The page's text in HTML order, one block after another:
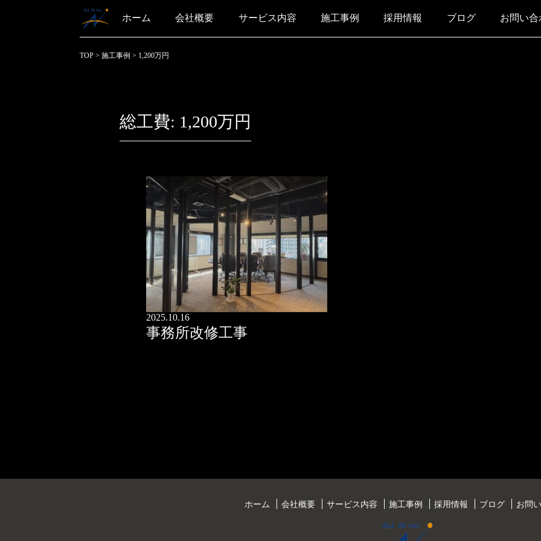
ホーム 会社概要 サービス内容 施工事例 採用情報 ブログ お問い合
TOP > 施工事例 > 1,200万円
総工費: 1,200万円
2025.10.16
事務所改修工事
ホーム 会社概要 サービス内容 施工事例 採用情報 ブログ お問